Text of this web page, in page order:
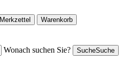
Merkzettel
Warenkorb
Wonach suchen Sie?
SucheSuche